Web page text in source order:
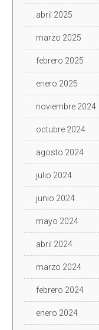
abril 2025
marzo 2025
febrero 2025
enero 2025
noviembre 2024
octubre 2024
agosto 2024
julio 2024
junio 2024
mayo 2024
abril 2024
marzo 2024
febrero 2024
enero 2024